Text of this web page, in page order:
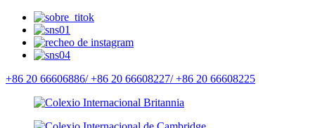
+86 20 66606886/ +86 20 66608227/ +86 20 66608225